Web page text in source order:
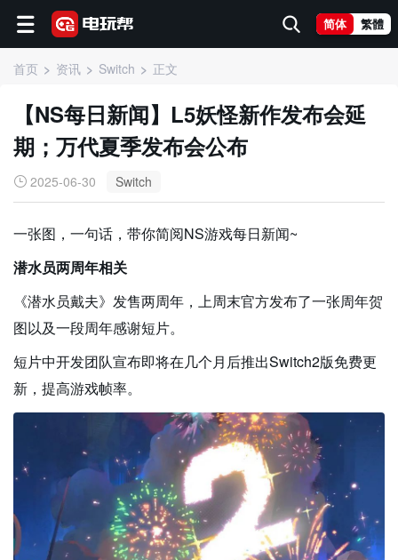
简体 繁體
首页 资讯 Switch 正文
【NS每日新闻】L5妖怪新作发布会延
期；万代夏季发布会公布
2025-06-30 Switch
一张图，一句话，带你简阅NS游戏每日新闻~
潜水员两周年相关
《潜水员戴夫》发售两周年，上周末官方发布了一张周年贺
图以及一段周年感谢短片。
短片中开发团队宣布即将在几个月后推出Switch2版免费更
新，提高游戏帧率。